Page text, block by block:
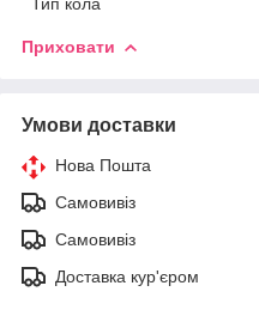
Приховати
Умови доставки
Нова Пошта
Самовивіз
Самовивіз
Доставка кур'єром